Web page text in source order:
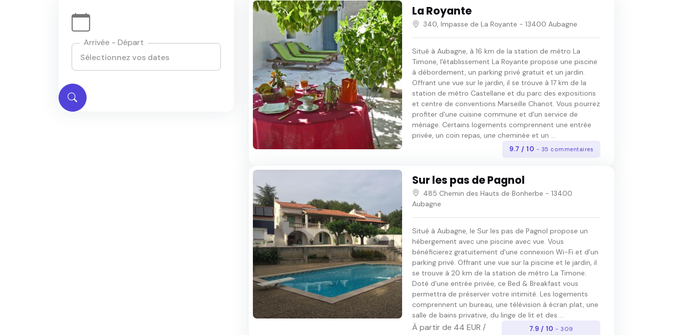
Arrivée - Départ
La Royante
340, Impasse de La Royante - 13400 Aubagne
Situé à Aubagne, à 16 km de la station de métro La
Timone, l'établissement La Royante propose une piscine
à débordement, un parking privé gratuit et un jardin.
Offrant une vue sur le jardin, il se trouve à 17 km de la
station de métro Castellane et du parc des expositions
et centre de conventions Marseille Chanot. Vous pourrez
profiter d'une cuisine commune et d'un service de
ménage. Certains logements comprennent une entrée
privée, un coin repas, une cheminée et un ...
9.7 / 10 - 35 commentaires
Sur les pas de Pagnol
485 Chemin des Hauts de Bonherbe - 13400
Aubagne
Situé à Aubagne, le Sur les pas de Pagnol propose un
hébergement avec une piscine avec vue. Vous
bénéficierez gratuitement d'une connexion Wi-Fi et d'un
parking privé. Offrant une vue sur la piscine et le jardin, il
se trouve à 20 km de la station de métro La Timone.
Doté d'une entrée privée, ce Bed & Breakfast vous
permettra de préserver votre intimité. Les logements
comprennent un bureau, une télévision à écran plat, une
salle de bains privative, du linge de lit et des ...
À partir de 44 EUR /
7.9 / 10- 309